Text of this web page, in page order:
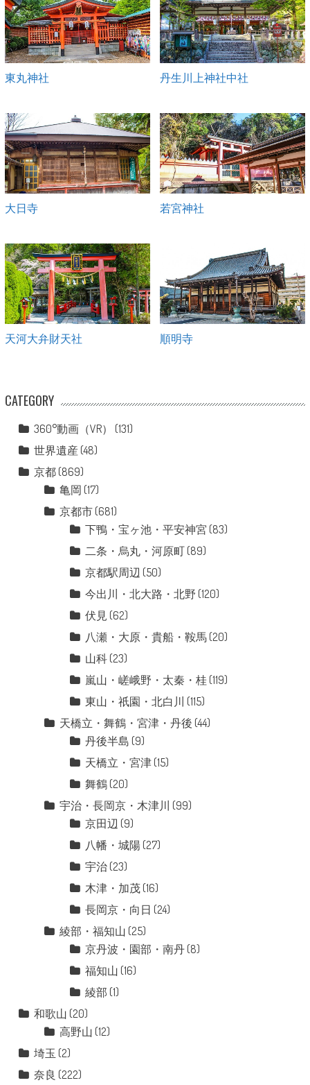
東丸神社 丹生川上神社中社
大日寺 若宮神社
天河大弁財天社 順明寺
CATEGORY
360°動画（VR）
(131)
世界遺産 (48)
京都(869)
亀岡 (17)
京都市(681)
下鴨・宝ヶ池・平安神宮 (83)
二条・烏丸・河原町(89)
京都駅周辺 (50)
今出川・北大路・北野 (120)
伏見 (62)
八瀬・大原・貴船・鞍馬(20)
山科(23)
嵐山・嵯峨野・太秦・桂 (119)
東山・祇園・北白川 (115)
天橋立・舞鶴・宮津・丹後 (44)
丹後半島 (9)
天橋立・宮津(15)
舞鶴(20)
宇治・長岡京・木津川 (99)
京田辺 (9)
八幡・城陽 (27)
宇治(23)
木津・加茂(16)
長岡京・向日 (24)
綾部・福知山 (25)
京丹波・園部・南丹(8)
福知山 (16)
綾部 (1)
和歌山 (20)
高野山 (12)
埼玉 (2)
奈良 (222)